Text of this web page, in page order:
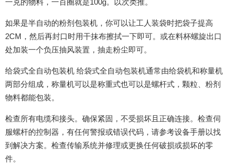
一克的物料，一百圈就是100g。以次类推。
如果是半自动的粉剂包装机，你可以让工人装袋时把袋子提高
2CM，然后再封口时用干抹布擦拭一下即可。或在料杯螺旋出口
处加装一个负压抽风装置，抽走粉尘即可。
给袋式全自动包装机 给袋式全自动包装机通常由给袋机和称量机
两部分组成，称量机可以是称重式也可以是螺杆式，颗粒、粉剂
物料都能包装。
检查所有电缆和接头。确保紧固，不受损坏且正确连接。检查伺
服螺杆的控制器，有任何警报或错误代码，请参考设备手册以找
到解决方案。检查传输系统并修理或更换任何破损或损坏的零
件。